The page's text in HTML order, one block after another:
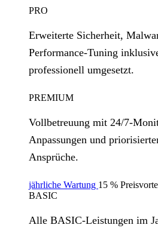
PRO
Erweiterte Sicherheit,
Performance‑Tuning
professionell umgesetzt.
PREMIUM
Vollbetreuung mit 24/
Anpassungen und
Ansprüche.
jährliche Wartung 15 %
BASIC
Alle BASIC‑Leistungen im